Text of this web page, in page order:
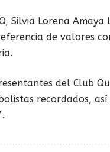
Silvia Lorena Amaya
de valores
del Club
recordados,